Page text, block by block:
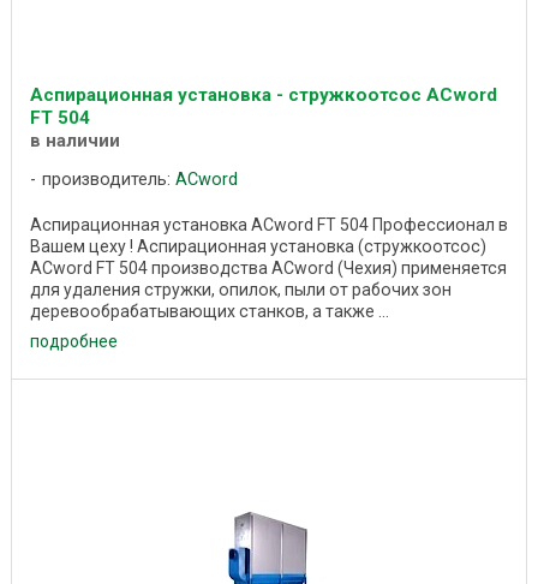
Аспирационная установка - стружкоотсос ACword
FT 504
в наличии
производитель: ACword
Аспирационная установка ACword FT 504 Профессионал в
Вашем цеху ! Аспирационная установка (стружкоотсос)
ACword FT 504 производства ACword (Чехия) применяется
для удаления стружки, опилок, пыли от рабочих зон
деревообрабатывающих станков, а также ...
подробнее